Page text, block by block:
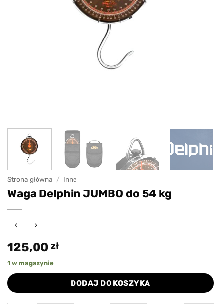
Strona główna / Inne
Waga Delphin JUMBO do 54 kg
125,00 zł
1 w magazynie
DODAJ DO KOSZYKA